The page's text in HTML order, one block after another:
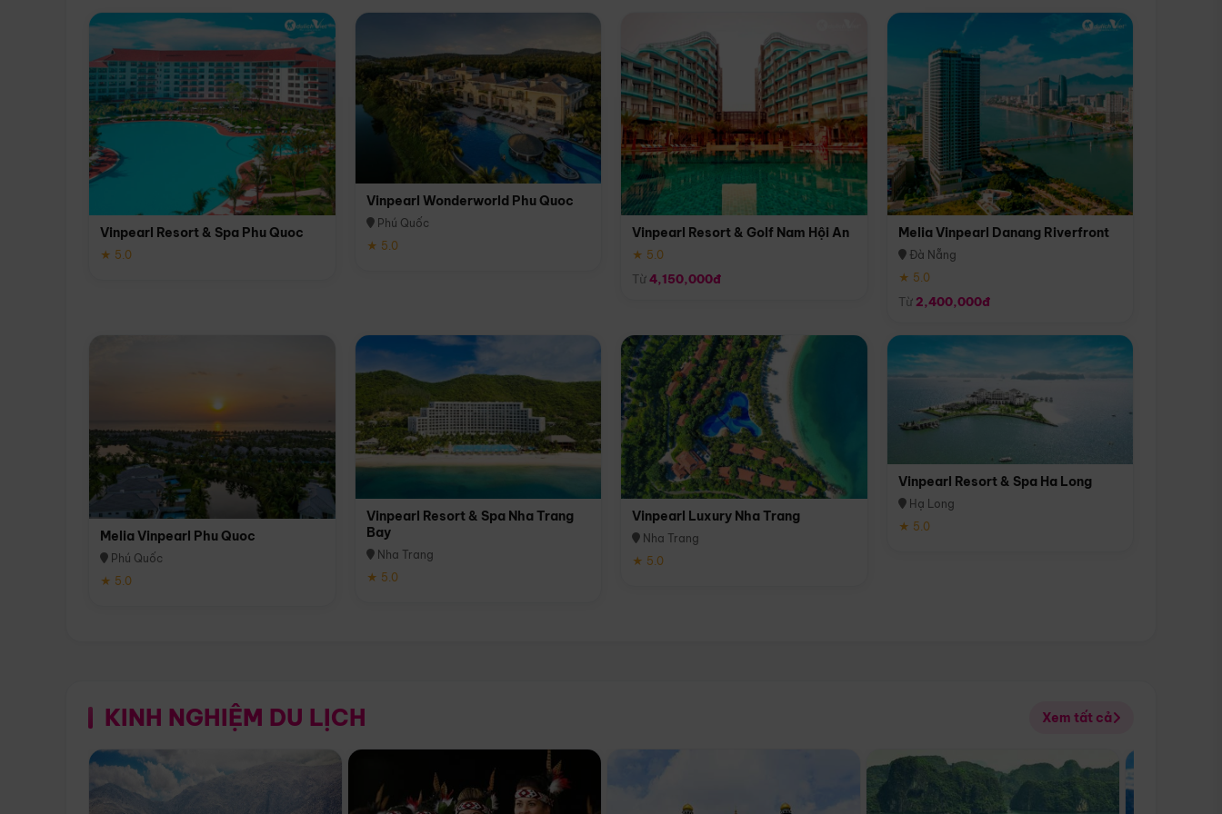
Vinpearl Resort & Spa Phu Quoc
★ 5.0
Vinpearl Wonderworld Phu Quoc
Phú Quốc
★ 5.0
Vinpearl Resort & Golf Nam Hội An
★ 5.0
Từ4,150,000đ
Melia Vinpearl Danang Riverfront
Đà Nẵng
★ 5.0
Từ 2,400,000đ
Melia Vinpearl Phu Quoc
Phú Quốc
★ 5.0
Vinpearl Resort & Spa Nha Trang
Bay
Nha Trang
★ 5.0
Vinpearl Luxury Nha Trang
Nha Trang
★ 5.0
Vinpearl Resort & Spa Ha Long
Hạ Long
★ 5.0
KINH NGHIỆM DU LỊCH Xem tất cả